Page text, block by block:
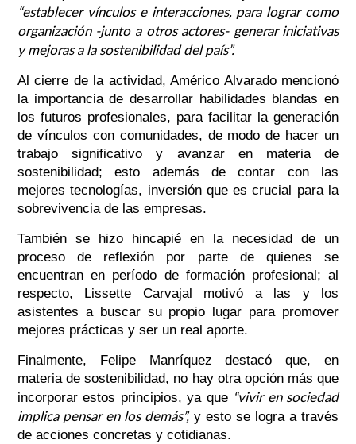
“establecer vínculos e interacciones, para lograr como
organización -junto a otros actores- generar iniciativas
y mejoras a la sostenibilidad del país”.
Al cierre de la actividad, Américo Alvarado mencionó
la importancia de desarrollar habilidades blandas en
los futuros profesionales, para facilitar la generación
de vínculos con comunidades, de modo de hacer un
trabajo significativo y avanzar en materia de
sostenibilidad; esto además de contar con las
mejores tecnologías, inversión que es crucial para la
sobrevivencia de las empresas.
También se hizo hincapié en la necesidad de un
proceso de reflexión por parte de quienes se
encuentran en período de formación profesional; al
respecto, Lissette Carvajal motivó a las y los
asistentes a buscar su propio lugar para promover
mejores prácticas y ser un real aporte.
Finalmente, Felipe Manríquez destacó que, en
materia de sostenibilidad, no hay otra opción más que
incorporar estos principios, ya que “vivir en sociedad
implica pensar en los demás”,y esto se logra a través
de acciones concretas y cotidianas.